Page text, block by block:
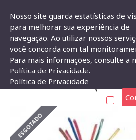
Cabo Manga 11 Vias 26AWG Com
CABO MANGA 11 VIAS 26AWG
(METRO)
ESGOTADO
Nosso site guarda estatísticas de
para melhorar sua experiência de
navegação. Ao utilizar nossos
você concorda com tal
Para mais informações, consulte a
Política de Privacidade.
Política de Privacidade